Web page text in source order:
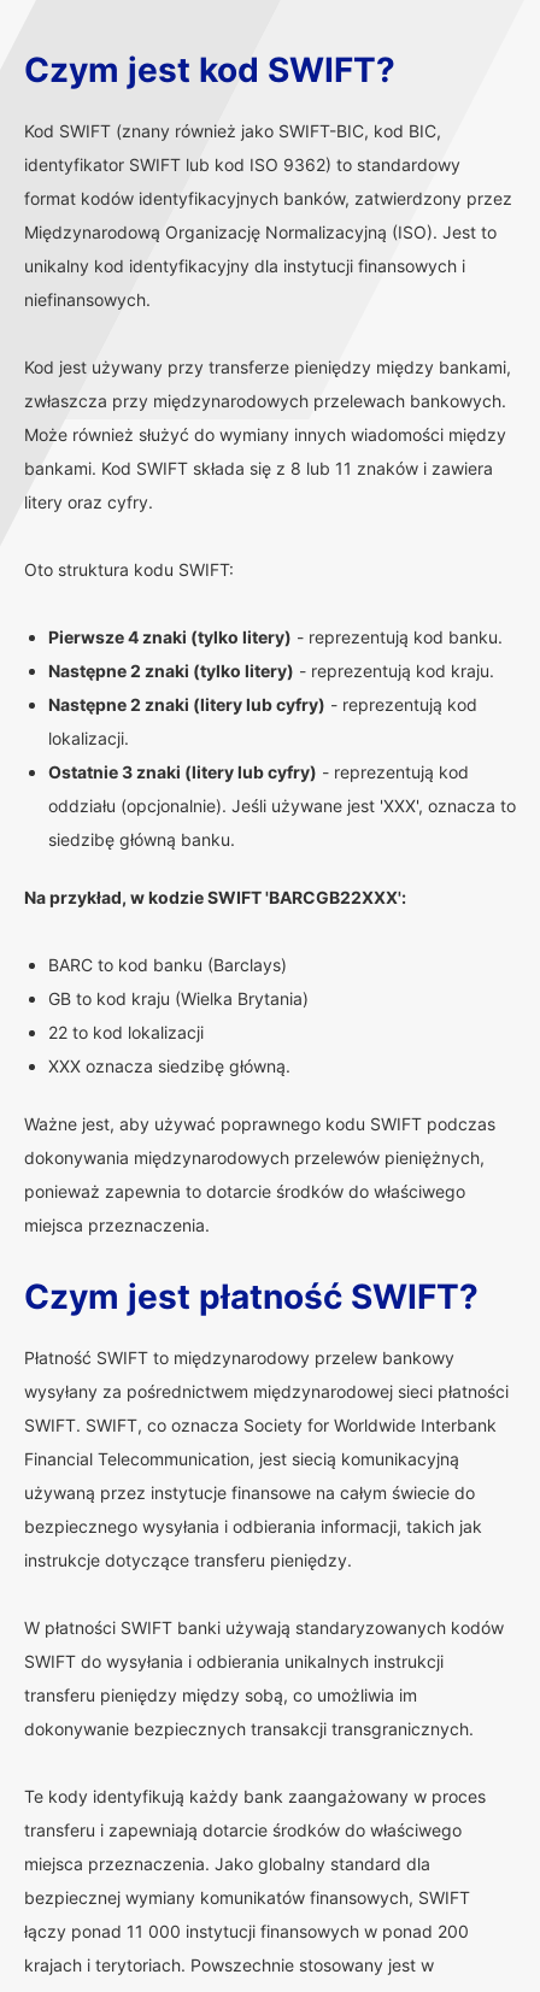
Czym jest kod SWIFT?
Kod SWIFT (znany również jako SWIFT-BIC, kod BIC,
identyfikator SWIFT lub kod ISO 9362) to standardowy
format kodów identyfikacyjnych banków, zatwierdzony przez
Międzynarodową Organizację Normalizacyjną (ISO). Jest to
unikalny kod identyfikacyjny dla instytucji finansowych i
niefinansowych.
Kod jest używany przy transferze pieniędzy między bankami,
zwłaszcza przy międzynarodowych przelewach bankowych.
Może również służyć do wymiany innych wiadomości między
bankami. Kod SWIFT składa się z 8 lub 11 znaków i zawiera
litery oraz cyfry.
Oto struktura kodu SWIFT:
Pierwsze 4 znaki (tylko litery) - reprezentują kod banku.
Następne 2 znaki (tylko litery) - reprezentują kod kraju.
Następne 2 znaki (litery lub cyfry) - reprezentują kod
lokalizacji.
Ostatnie 3 znaki (litery lub cyfry) - reprezentują kod
oddziału (opcjonalnie). Jeśli używane jest 'XXX', oznacza to
siedzibę główną banku.
Na przykład, w kodzie SWIFT 'BARCGB22XXX':
BARC to kod banku (Barclays)
GB to kod kraju (Wielka Brytania)
22 to kod lokalizacji
XXX oznacza siedzibę główną.
Ważne jest, aby używać poprawnego kodu SWIFT podczas
dokonywania międzynarodowych przelewów pieniężnych,
ponieważ zapewnia to dotarcie środków do właściwego
miejsca przeznaczenia.
Czym jest płatność SWIFT?
Płatność SWIFT to międzynarodowy przelew bankowy
wysyłany za pośrednictwem międzynarodowej sieci płatności
SWIFT. SWIFT, co oznacza Society for Worldwide Interbank
Financial Telecommunication, jest siecią komunikacyjną
używaną przez instytucje finansowe na całym świecie do
bezpiecznego wysyłania i odbierania informacji, takich jak
instrukcje dotyczące transferu pieniędzy.
W płatności SWIFT banki używają standaryzowanych kodów
SWIFT do wysyłania i odbierania unikalnych instrukcji
transferu pieniędzy między sobą, co umożliwia im
dokonywanie bezpiecznych transakcji transgranicznych.
Te kody identyfikują każdy bank zaangażowany w proces
transferu i zapewniają dotarcie środków do właściwego
miejsca przeznaczenia. Jako globalny standard dla
bezpiecznej wymiany komunikatów finansowych, SWIFT
łączy ponad 11 000 instytucji finansowych w ponad 200
krajach i terytoriach. Powszechnie stosowany jest w